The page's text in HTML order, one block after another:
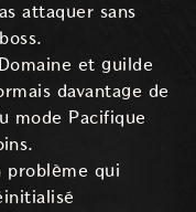
attaquer sans
et guilde
davantage de
mode Pacifique
problème qui